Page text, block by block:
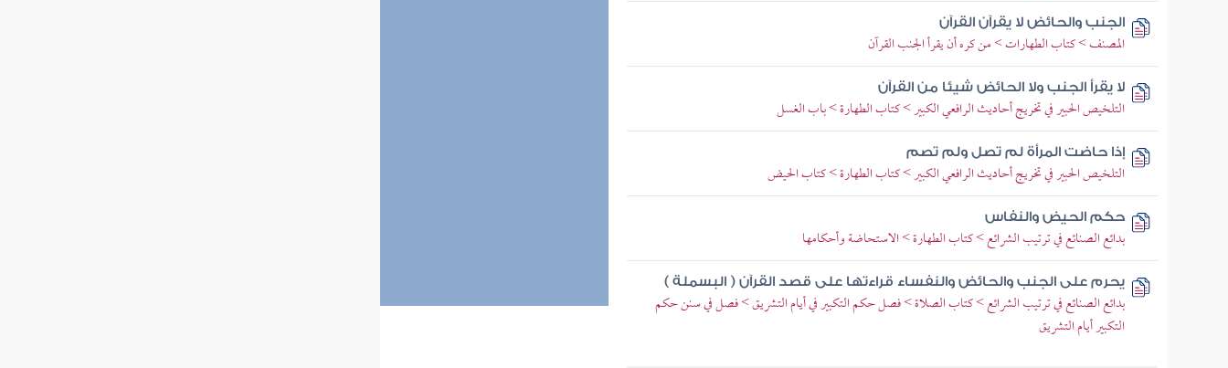
الجنب والحائض لا يقرآن القرآن
المصنف > كتاب الطهارات > من كره أن يقرأ الجنب القرآن
لا يقرأ الجنب ولا الحائض شيئا من القرآن
التلخيص الحبير في تخريج أحاديث الرافعي الكبير > كتاب الطهارة > باب الغسل
إذا حاضت المرأة لم تصل ولم تصم
التلخيص الحبير في تخريج أحاديث الرافعي الكبير > كتاب الطهارة > كتاب الحيض
حكم الحيض والنفاس
بدائع الصنائع في ترتيب الشرائع > كتاب الطهارة > الاستحاضة وأحكامها
يحرم على الجنب والحائض والنفساء قراءتها على قصد القرآن ( البسملة )
بدائع الصنائع في ترتيب الشرائع > كتاب الصلاة > فصل حكم التكبير في أيام التشريق > فصل في سنن حكم
التكبير أيام التشريق